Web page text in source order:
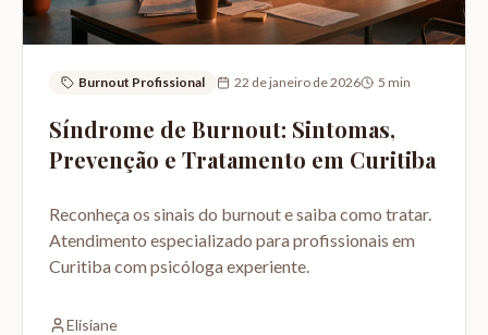
Burnout Profissional 22 de janeiro de 2026 5 min
Síndrome de Burnout: Sintomas,
Prevenção e Tratamento em Curitiba
Reconheça os sinais do burnout e saiba como tratar.
Atendimento especializado para profissionais em
Curitiba com psicóloga experiente.
Elisiane